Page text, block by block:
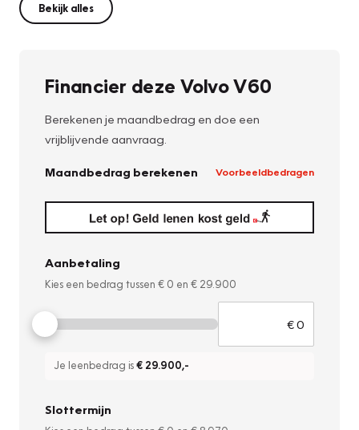
Bekijk alles
Financier deze Volvo V60
Berekenen je maandbedrag en doe een
vrijblijvende aanvraag.
Maandbedrag berekenen Voorbeeldbedragen
Aanbetaling
Kies een bedrag tussen € 0 en € 29.900
Je leenbedrag is€ 29.900,-
Slottermijn